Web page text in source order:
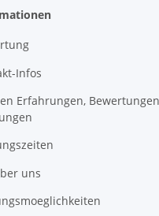
Infos
Erfahrungen,
uns